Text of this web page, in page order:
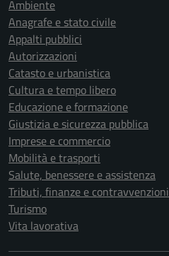
Ambiente
Anagrafe e stato civile
Appalti pubblici
Autorizzazioni
Catasto e urbanistica
Cultura e tempo libero
Educazione e formazione
Giustizia e sicurezza pubblica
Imprese e commercio
Mobilità e trasporti
Salute, benessere e assistenza
Tributi, finanze e contravvenzioni
Turismo
Vita lavorativa